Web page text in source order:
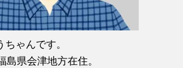
ゃんです。
島県会津地方在住。